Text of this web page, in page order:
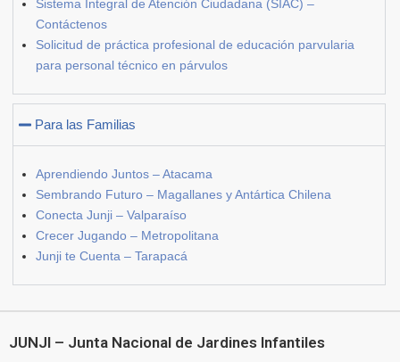
Sistema Integral de Atención Ciudadana (SIAC) –
Contáctenos
Solicitud de práctica profesional de educación parvularia
para personal técnico en párvulos
Para las Familias
Aprendiendo Juntos – Atacama
Sembrando Futuro – Magallanes y Antártica Chilena
Conecta Junji – Valparaíso
Crecer Jugando – Metropolitana
Junji te Cuenta – Tarapacá
JUNJI – Junta Nacional de Jardines Infantiles